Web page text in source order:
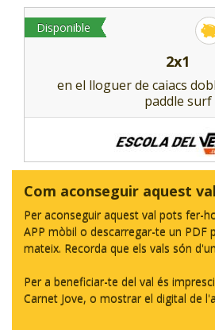
Disponible
2x1
en el lloguer de caiacs
paddle surf
Com aconseguir aquest
Per aconseguir aquest val pots fer-
APP mòbil o descarregar-te un PDF
mateix. Recorda que els vals són
Per a beneficiar-te del val és
Carnet Jove, o mostrar el digital de